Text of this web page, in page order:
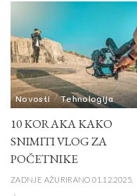
Novosti Tehnologija
10 KORAKA KAKO
SNIMITI VLOG ZA
POČETNIKE
ZADNJE AŽURIRANO 01.12.2025.